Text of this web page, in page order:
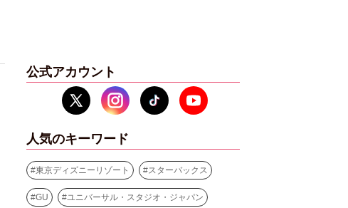
公式アカウント
人気のキーワード
#東京ディズニーリゾート #スターバックス
#GU #ユニバーサル・スタジオ・ジャパン